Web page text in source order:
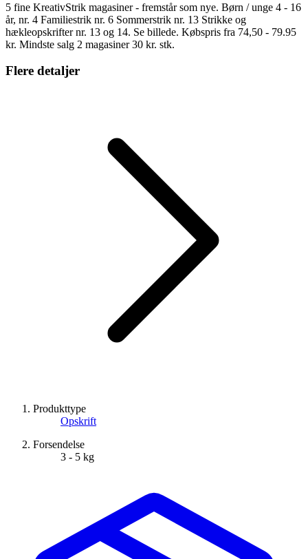
5 fine KreativStrik magasiner - fremstår som nye. Børn / unge 4 - 16
år, nr. 4 Familiestrik nr. 6 Sommerstrik nr. 13 Strikke og
hækleopskrifter nr. 13 og 14. Se billede. Købspris fra 74,50 - 79.95
kr. Mindste salg 2 magasiner 30 kr. stk.
Flere detaljer
Produkttype
Opskrift
Forsendelse
3 - 5 kg